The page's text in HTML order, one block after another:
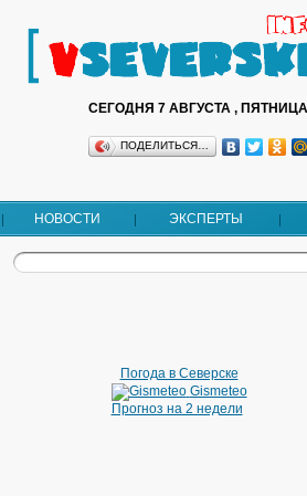
СЕГОДНЯ 7 АВГУСТА , ПЯТНИЦА
ПОДЕЛИТЬСЯ…
НОВОСТИ ЭКСПЕРТЫ
Погода в Северске
Gismeteo
Прогноз на 2 недели